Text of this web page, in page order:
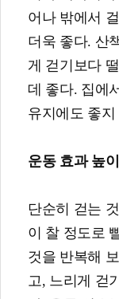
어나 밖에서
더욱 좋다. 산
게 걷기보다
데 좋다. 집에
유지에도 좋지
운동 효과 높
단순히 걷는
이 찰 정도로
것을 반복해
고, 느리게 걷